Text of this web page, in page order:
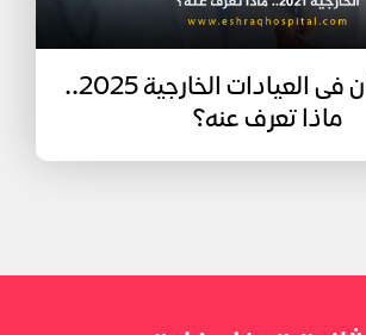
علاج الادمان فى العيادات الخارجية 2025..
ماذا تعرف عنه؟